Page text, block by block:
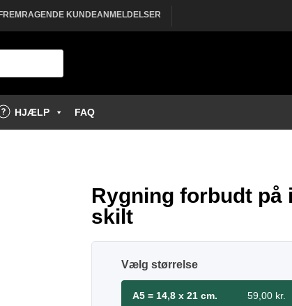
FREMRAGENDE KUNDEANMELDELSER
HJÆLP FAQ
Rygning forbudt
skilt
størrelse
A5 = 14,8 x 21 cm. 59,00 kr.